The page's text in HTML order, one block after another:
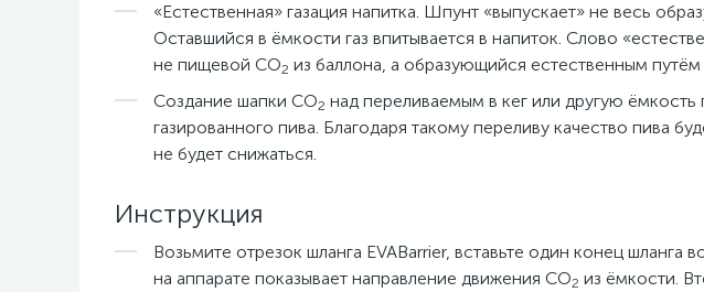
«Естественная» газация напитка. Шпунт «выпускает» не весь
Оставшийся в ёмкости газ впитывается в напиток. Слово
не пищевой СО2 из баллона, а образующийся естественным путём
Создание шапки СО2 над переливаемым в кег или другую
газированного пива. Благодаря такому переливу качество пива
не будет снижаться.
Инструкция
Возьмите отрезок шланга EVABarrier, вставьте один конец шланга
на аппарате показывает направление движения СО2 из ёмкости.